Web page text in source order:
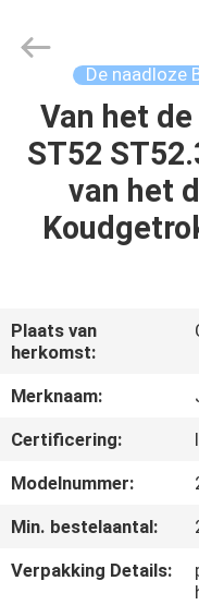
HUIS
PRODUCTEN
ONGEVEER
V.S.
FABRIEKSREIS
CONTACTEER
ONS
Joyruns
Steel
Reserved.
De naadloze
Van het
ST52
van het
Plaats van
herkomst:
Merknaam:
Certificering:
Modelnummer:
Min. bestelaantal:
Verpakking Details: